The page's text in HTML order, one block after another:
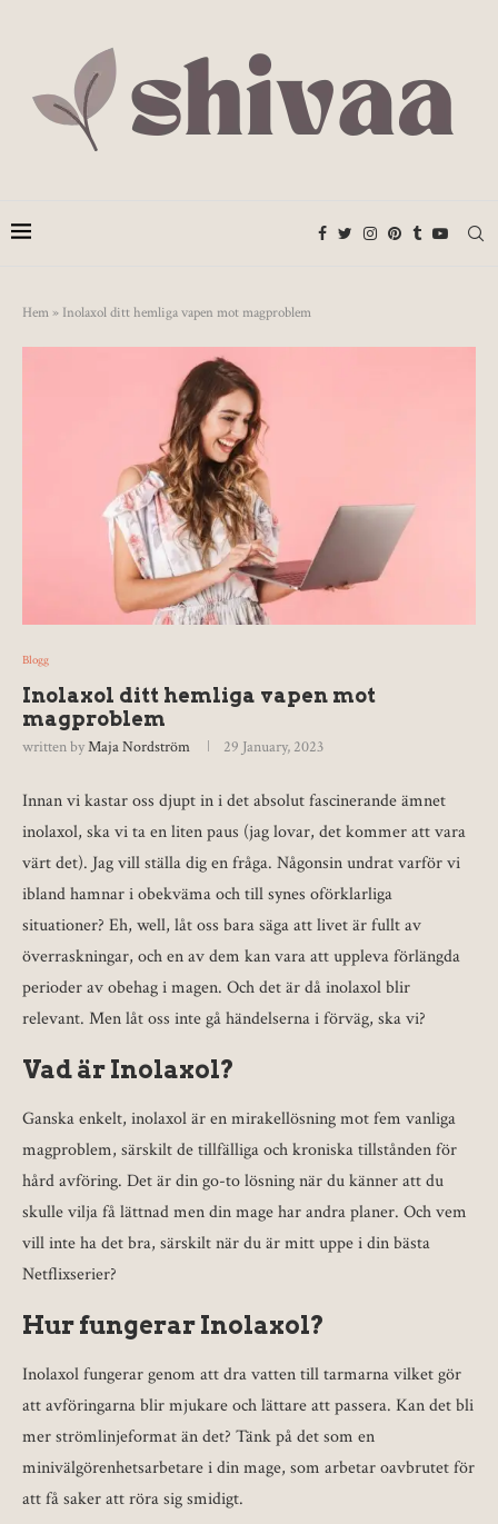
Hem» Inolaxol ditt hemliga vapen mot magproblem
Blogg
Inolaxol ditt hemliga vapen mot
magproblem
written byMaja Nordström 29 January, 2023
Innan vi kastar oss djupt in i det absolut fascinerande ämnet
inolaxol, ska vi ta en liten paus (jag lovar, det kommer att vara
värt det). Jag vill ställa dig en fråga. Någonsin undrat varför vi
ibland hamnar i obekväma och till synes oförklarliga
situationer? Eh, well, låt oss bara säga att livet är fullt av
överraskningar, och en av dem kan vara att uppleva förlängda
perioder av obehag i magen. Och det är då inolaxol blir
relevant. Men låt oss inte gå händelserna i förväg, ska vi?
Vad är Inolaxol?
Ganska enkelt, inolaxol är en mirakellösning mot fem vanliga
magproblem, särskilt de tillfälliga och kroniska tillstånden för
hård avföring. Det är din go-to lösning när du känner att du
skulle vilja få lättnad men din mage har andra planer. Och vem
vill inte ha det bra, särskilt när du är mitt uppe i din bästa
Netflixserier?
Hur fungerar Inolaxol?
Inolaxol fungerar genom att dra vatten till tarmarna vilket gör
att avföringarna blir mjukare och lättare att passera. Kan det bli
mer strömlinjeformat än det? Tänk på det som en
minivälgörenhetsarbetare i din mage, som arbetar oavbrutet för
att få saker att röra sig smidigt.